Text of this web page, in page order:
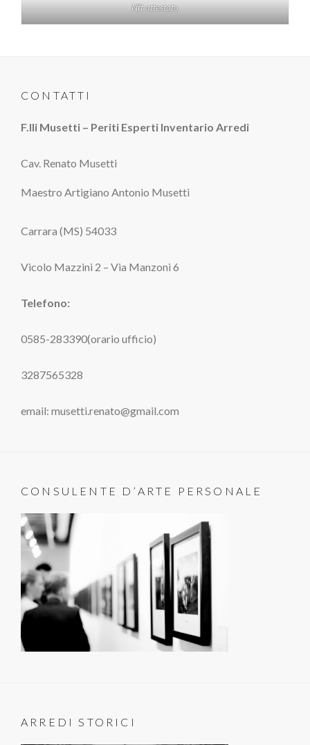
Nft attestato
CONTATTI
F.lli Musetti – Periti Esperti Inventario Arredi
Cav. Renato Musetti
Maestro Artigiano Antonio Musetti
Carrara (MS) 54033
Vicolo Mazzini 2 – Via Manzoni 6
Telefono:
0585-283390(orario ufficio)
3287565328
email: musetti.renato@gmail.com
CONSULENTE D’ARTE PERSONALE
ARREDI STORICI